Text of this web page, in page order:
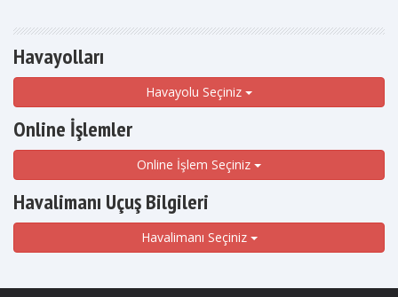
Havayolları
Havayolu Seçiniz
Online İşlemler
Online İşlem Seçiniz
Havalimanı Uçuş Bilgileri
Havalimanı Seçiniz